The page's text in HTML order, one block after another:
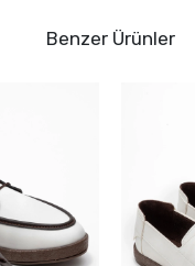
Benzer Ürünler